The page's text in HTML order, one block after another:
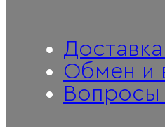
Обмен и
Вопросы